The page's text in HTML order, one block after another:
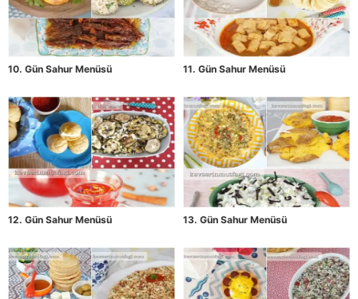
10. Gün Sahur Menüsü 11. Gün Sahur Menüsü
12. Gün Sahur Menüsü 13. Gün Sahur Menüsü